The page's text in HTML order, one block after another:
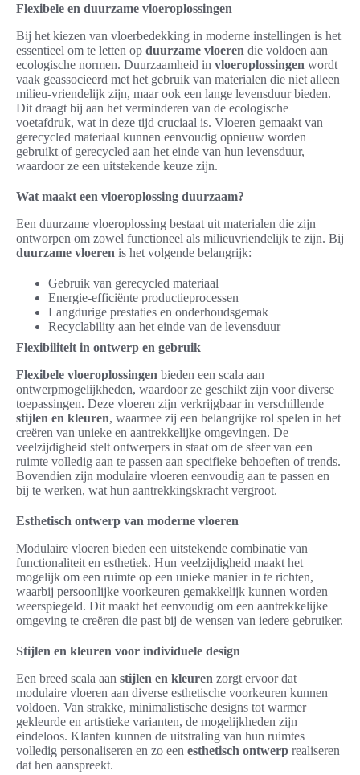
Flexibele en duurzame vloeroplossingen
Bij het kiezen van vloerbedekking in moderne instellingen is het
essentieel om te letten op duurzame vloeren die voldoen aan
ecologische normen. Duurzaamheid in vloeroplossingen wordt
vaak geassocieerd met het gebruik van materialen die niet alleen
milieu-vriendelijk zijn, maar ook een lange levensduur bieden.
Dit draagt bij aan het verminderen van de ecologische
voetafdruk, wat in deze tijd cruciaal is. Vloeren gemaakt van
gerecycled materiaal kunnen eenvoudig opnieuw worden
gebruikt of gerecycled aan het einde van hun levensduur,
waardoor ze een uitstekende keuze zijn.
Wat maakt een vloeroplossing duurzaam?
Een duurzame vloeroplossing bestaat uit materialen die zijn
ontworpen om zowel functioneel als milieuvriendelijk te zijn. Bij
duurzame vloeren is het volgende belangrijk:
Gebruik van gerecycled materiaal
Energie-efficiënte productieprocessen
Langdurige prestaties en onderhoudsgemak
Recyclability aan het einde van de levensduur
Flexibiliteit in ontwerp en gebruik
Flexibele vloeroplossingen bieden een scala aan
ontwerpmogelijkheden, waardoor ze geschikt zijn voor diverse
toepassingen. Deze vloeren zijn verkrijgbaar in verschillende
stijlen en kleuren, waarmee zij een belangrijke rol spelen in het
creëren van unieke en aantrekkelijke omgevingen. De
veelzijdigheid stelt ontwerpers in staat om de sfeer van een
ruimte volledig aan te passen aan specifieke behoeften of trends.
Bovendien zijn modulaire vloeren eenvoudig aan te passen en
bij te werken, wat hun aantrekkingskracht vergroot.
Esthetisch ontwerp van moderne vloeren
Modulaire vloeren bieden een uitstekende combinatie van
functionaliteit en esthetiek. Hun veelzijdigheid maakt het
mogelijk om een ruimte op een unieke manier in te richten,
waarbij persoonlijke voorkeuren gemakkelijk kunnen worden
weerspiegeld. Dit maakt het eenvoudig om een aantrekkelijke
omgeving te creëren die past bij de wensen van iedere gebruiker.
Stijlen en kleuren voor individuele design
Een breed scala aan stijlen en kleuren zorgt ervoor dat
modulaire vloeren aan diverse esthetische voorkeuren kunnen
voldoen. Van strakke, minimalistische designs tot warmer
gekleurde en artistieke varianten, de mogelijkheden zijn
eindeloos. Klanten kunnen de uitstraling van hun ruimtes
volledig personaliseren en zo een esthetisch ontwerp realiseren
dat hen aanspreekt.